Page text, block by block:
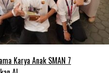
Karya Anak SMAN 7